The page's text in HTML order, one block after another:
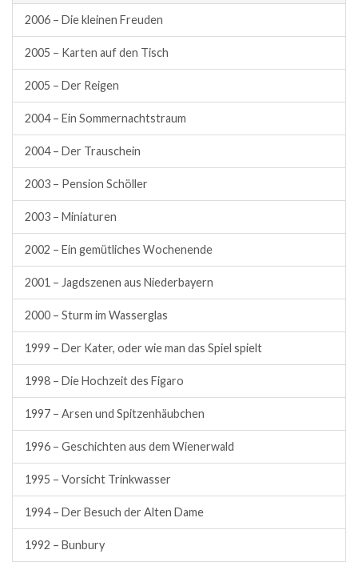
2006 – Die kleinen Freuden
2005 – Karten auf den Tisch
2005 – Der Reigen
2004 – Ein Sommernachtstraum
2004 – Der Trauschein
2003 – Pension Schöller
2003 – Miniaturen
2002 – Ein gemütliches Wochenende
2001 – Jagdszenen aus Niederbayern
2000 – Sturm im Wasserglas
1999 – Der Kater, oder wie man das Spiel spielt
1998 – Die Hochzeit des Figaro
1997 – Arsen und Spitzenhäubchen
1996 – Geschichten aus dem Wienerwald
1995 – Vorsicht Trinkwasser
1994 – Der Besuch der Alten Dame
1992 – Bunbury